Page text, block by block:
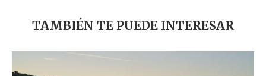
TAMBIÉN TE PUEDE INTERESAR